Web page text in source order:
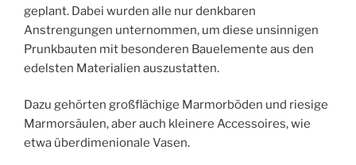
geplant. Dabei wurden alle nur denkbaren
Anstrengungen unternommen, um diese unsinnigen
Prunkbauten mit besonderen Bauelemente aus den
edelsten Materialien auszustatten.
Dazu gehörten großflächige Marmorböden und riesige
Marmorsäulen, aber auch kleinere Accessoires, wie
etwa überdimenionale Vasen.